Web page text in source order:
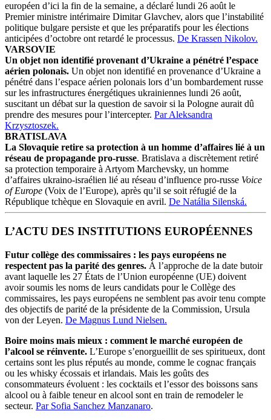
européen d’ici la fin de la semaine, a déclaré lundi 26 août le
Premier ministre intérimaire Dimitar Glavchev, alors que l’instabilité
politique bulgare persiste et que les préparatifs pour les élections
anticipées d’octobre ont retardé le processus. De Krassen Nikolov.
VARSOVIE
Un objet non identifié provenant d’Ukraine a pénétré l’espace
aérien polonais. Un objet non identifié en provenance d’Ukraine a
pénétré dans l’espace aérien polonais lors d’un bombardement russe
sur les infrastructures énergétiques ukrainiennes lundi 26 août,
suscitant un débat sur la question de savoir si la Pologne aurait dû
prendre des mesures pour l’intercepter. Par Aleksandra
Krzysztoszek.
BRATISLAVA
La Slovaquie retire sa protection à un homme d’affaires lié à un
réseau de propagande pro-russe. Bratislava a discrètement retiré
sa protection temporaire à Artyom Marchevsky, un homme
d’affaires ukraino-israélien lié au réseau d’influence pro-russe Voice
of Europe (Voix de l’Europe), après qu’il se soit réfugié de la
République tchèque en Slovaquie en avril. De Natália Silenská.
L’ACTU DES INSTITUTIONS EUROPÉENNES
Futur collège des commissaires : les pays européens ne
respectent pas la parité des genres. À l’approche de la date butoir
avant laquelle les 27 États de l’Union européenne (UE) doivent
avoir soumis les noms de leurs candidats pour le Collège des
commissaires, les pays européens ne semblent pas avoir tenu compte
des objectifs de parité de la présidente de la Commission, Ursula
von der Leyen. De Magnus Lund Nielsen.
Boire moins mais mieux : comment le marché européen de
l’alcool se réinvente. L’Europe s’enorgueillit de ses spiritueux, dont
certains sont les plus réputés au monde, comme le cognac français
ou les whisky écossais et irlandais. Mais les goûts des
consommateurs évoluent : les cocktails et l’essor des boissons sans
alcool ou à faible teneur en alcool sont en train de remodeler le
secteur. Par Sofia Sanchez Manzanaro.